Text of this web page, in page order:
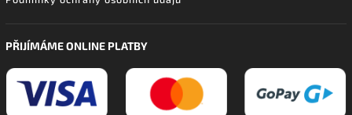
PŘIJÍMÁME ONLINE PLATBY